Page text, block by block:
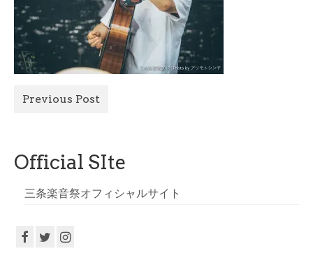
All Photo
Official Site
Previous Post
Official SIte
三条楽音祭オフィシャルサイト